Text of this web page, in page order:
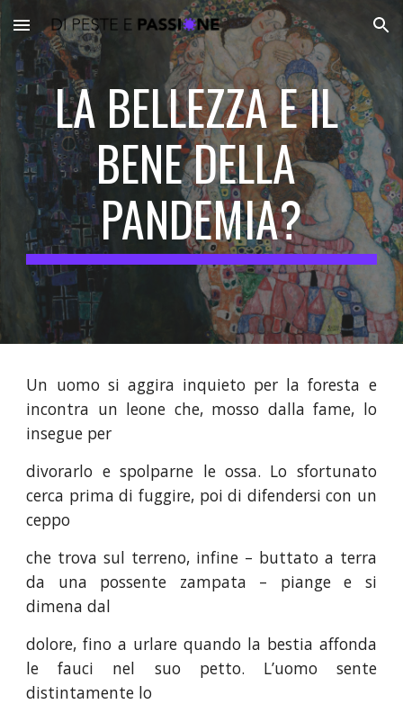
Skip to main content Skip to navigation
LA BELLEZZA E IL
BENE DELLA
PANDEMIA?
Un uomo si aggira inquieto per la foresta e
incontra un leone che, mosso dalla fame, lo
insegue per
divorarlo e spolparne le ossa. Lo sfortunato
cerca prima di fuggire, poi di difendersi con un
ceppo
che trova sul terreno, infine – buttato a terra
da una possente zampata – piange e si
dimena dal
dolore, fino a urlare quando la bestia affonda
le fauci nel suo petto. L’uomo sente
distintamente lo